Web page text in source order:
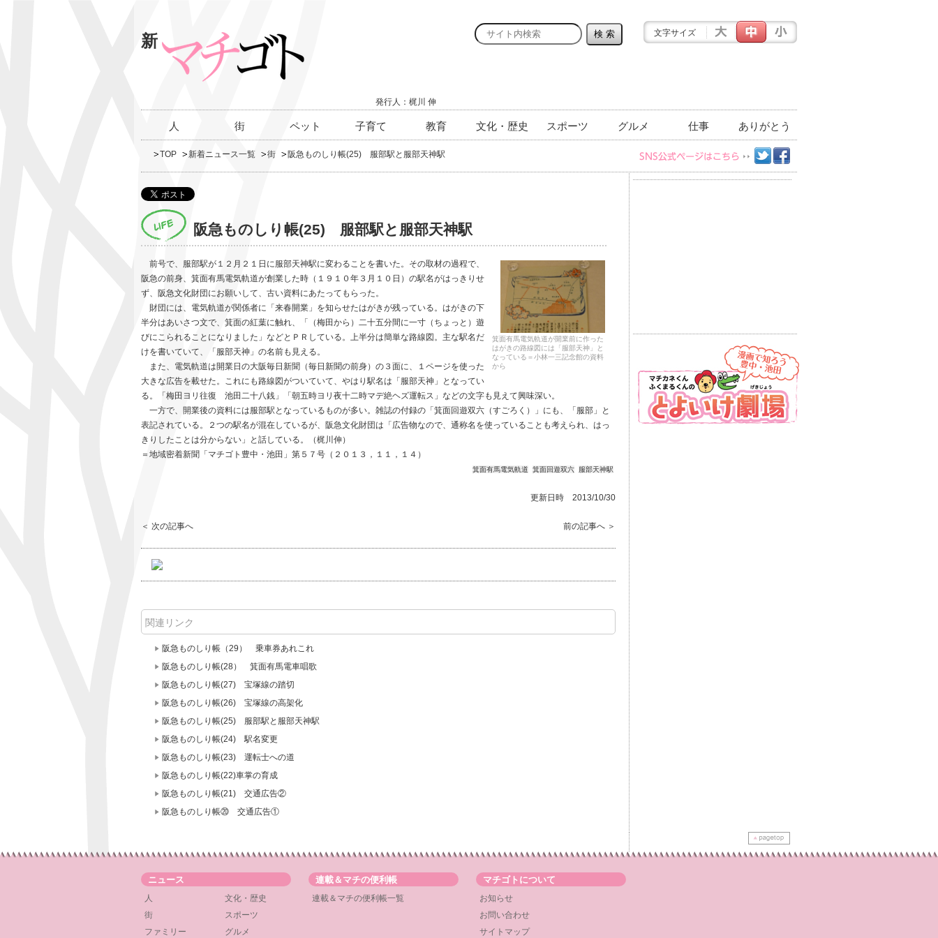
新
発行人：梶川 伸
文字サイズ
人 街 ペット 子育て 教育 文化・歴史 スポーツ グルメ 仕事 ありがとう
TOP 新着ニュース一覧 街 阪急ものしり帳(25) 服部駅と服部天神駅
阪急ものしり帳(25) 服部駅と服部天神駅
箕面有馬電気軌道が開業前に作った
はがきの路線図には「服部天神」と
なっている＝小林一三記念館の資料
から
前号で、服部駅が１２月２１日に服部天神駅に変わることを書いた。その取材の過程で、
阪急の前身、箕面有馬電気軌道が創業した時（１９１０年３月１０日）の駅名がはっきりせ
ず、阪急文化財団にお願いして、古い資料にあたってもらった。
財団には、電気軌道が関係者に「来春開業」を知らせたはがきが残っている。はがきの下
半分はあいさつ文で、箕面の紅葉に触れ、「（梅田から）二十五分間に一寸（ちょっと）遊
びにこられることになりました」などとＰＲしている。上半分は簡単な路線図。主な駅名だ
けを書いていて、「服部天神」の名前も見える。
また、電気軌道は開業日の大阪毎日新聞（毎日新聞の前身）の３面に、１ページを使った
大きな広告を載せた。これにも路線図がついていて、やはり駅名は「服部天神」となってい
る。「梅田ヨリ往復 池田二十八銭」「朝五時ヨリ夜十二時マデ絶ヘズ運転ス」などの文字も見えて興味深い。
一方で、開業後の資料には服部駅となっているものが多い。雑誌の付録の「箕面回遊双六（すごろく）」にも、「服部」と
表記されている。２つの駅名が混在しているが、阪急文化財団は「広告物なので、通称名を使っていることも考えられ、はっ
きりしたことは分からない」と話している。（梶川伸）
＝地域密着新聞「マチゴト豊中・池田」第５７号（２０１３，１１，１４）
箕面有馬電気軌道 箕面回遊双六 服部天神駅
更新日時 2013/10/30
前の記事へ ＞
＜ 次の記事へ
関連リンク
阪急ものしり帳（29） 乗車券あれこれ
阪急ものしり帳(28） 箕面有馬電車唱歌
阪急ものしり帳(27) 宝塚線の踏切
阪急ものしり帳(26) 宝塚線の高架化
阪急ものしり帳(25) 服部駅と服部天神駅
阪急ものしり帳(24) 駅名変更
阪急ものしり帳(23) 運転士への道
阪急ものしり帳(22)車掌の育成
阪急ものしり帳(21) 交通広告②
阪急ものしり帳⑳ 交通広告①
ニュース
人
文化・歴史
街
スポーツ
ファミリー
グルメ
連載＆マチの便利帳
連載＆マチの便利帳一覧
マチゴトについて
お知らせ
お問い合わせ
サイトマップ